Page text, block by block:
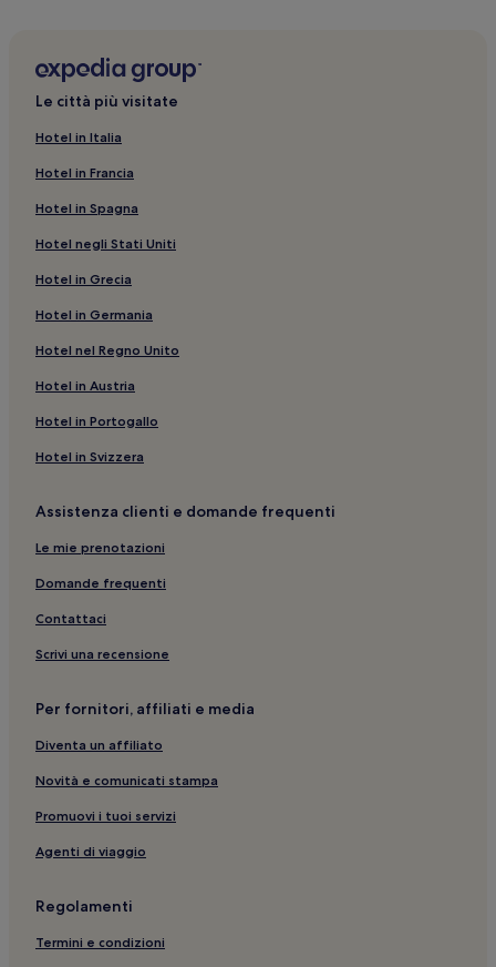
Parga: Hotel economici
Palude di Kalodiki: hotel nelle vicinanze
Spiaggia di Lichnos: Appartamenti
Parga: hotel
Museo dell'Olio d'Oliva Paragaea: hotel nelle vicinanze
Margariti: hotel
Parga: Hotel di lusso
Spiaggia di Agios Giannakis: Hotel sulla spiaggia nelle
Loutsa: hotel
Alonáki: hotel nelle vicinanze
vicinanze
Skála: hotel nelle vicinanze
Elina: hotel nelle vicinanze
Castello di Parga: hotel nelle vicinanze
Karavostasi: hotel
Castello di Anthousa: hotel nelle vicinanze
Agia: hotel
Ágios Sóstis: hotel nelle vicinanze
Le città più visitate
Hotel in Italia
Hotel in Francia
Hotel in Spagna
Hotel negli Stati Uniti
Hotel in Grecia
Hotel in Germania
Hotel nel Regno Unito
Hotel in Austria
Hotel in Portogallo
Hotel in Svizzera
Assistenza clienti e domande frequenti
Le mie prenotazioni
Domande frequenti
Contattaci
Scrivi una recensione
Per fornitori, affiliati e media
Diventa un affiliato
Novità e comunicati stampa
Promuovi i tuoi servizi
Agenti di viaggio
Regolamenti
Termini e condizioni